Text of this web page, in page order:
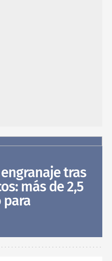
engranaje tras
más de 2,5